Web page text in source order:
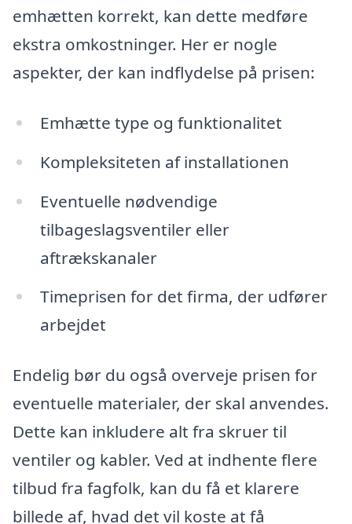
emhætten korrekt, kan dette medføre
ekstra omkostninger. Her er nogle
aspekter, der kan indflydelse på prisen:
Emhætte type og funktionalitet
Kompleksiteten af installationen
Eventuelle nødvendige
tilbageslagsventiler eller
aftrækskanaler
Timeprisen for det firma, der udfører
arbejdet
Endelig bør du også overveje prisen for
eventuelle materialer, der skal anvendes.
Dette kan inkludere alt fra skruer til
ventiler og kabler. Ved at indhente flere
tilbud fra fagfolk, kan du få et klarere
billede af, hvad det vil koste at få